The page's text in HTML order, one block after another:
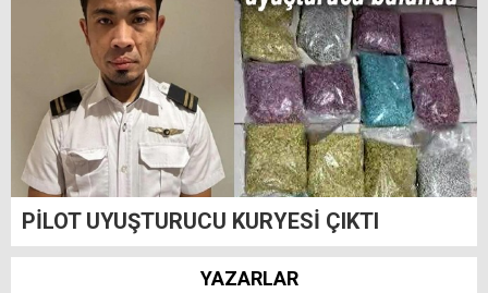
PİLOT UYUŞTURUCU KURYESİ ÇIKTI
YAZARLAR